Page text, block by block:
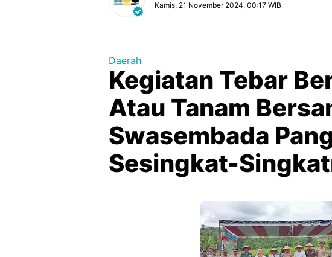
Kamis, 21 November 2024, 00:17 WIB
Daerah
Kegiatan Tebar
Atau Tanam
Swasembada
Sesingkat-